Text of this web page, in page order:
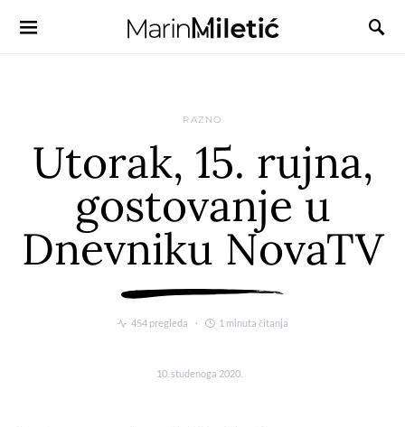
RAZNO
Utorak, 15. rujna,
gostovanje u
Dnevniku NovaTV
454 pregleda 1 minuta čitanja
10. studenoga 2020.